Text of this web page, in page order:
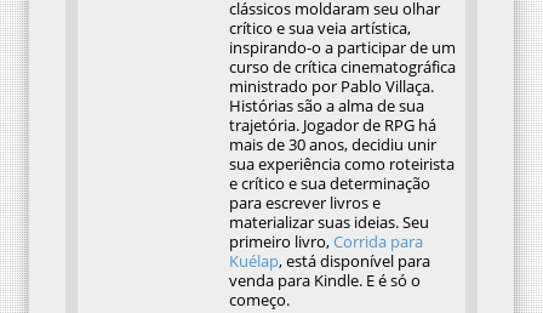
clássicos moldaram seu olhar
crítico e sua veia artística,
inspirando-o a participar de um
curso de crítica cinematográfica
ministrado por Pablo Villaça.
Histórias são a alma de sua
trajetória. Jogador de RPG há
mais de 30 anos, decidiu unir
sua experiência como roteirista
e crítico e sua determinação
para escrever livros e
materializar suas ideias. Seu
primeiro livro,Corrida para
Kuélap, está disponível para
venda para Kindle. E é só o
começo.